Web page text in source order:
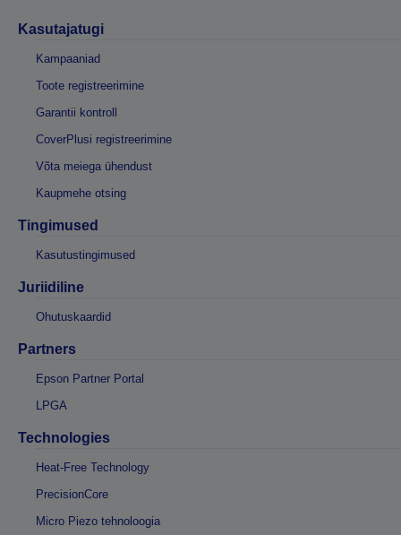
Kasutajatugi
Kampaaniad
Toote registreerimine
Garantii kontroll
CoverPlusi registreerimine
Võta meiega ühendust
Kaupmehe otsing
Tingimused
Kasutustingimused
Juriidiline
Ohutuskaardid
Partners
Epson Partner Portal
LPGA
Technologies
Heat-Free Technology
PrecisionCore
Micro Piezo tehnoloogia